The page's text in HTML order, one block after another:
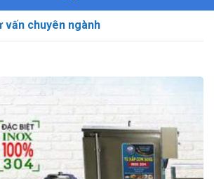
vấn chuyên ngành